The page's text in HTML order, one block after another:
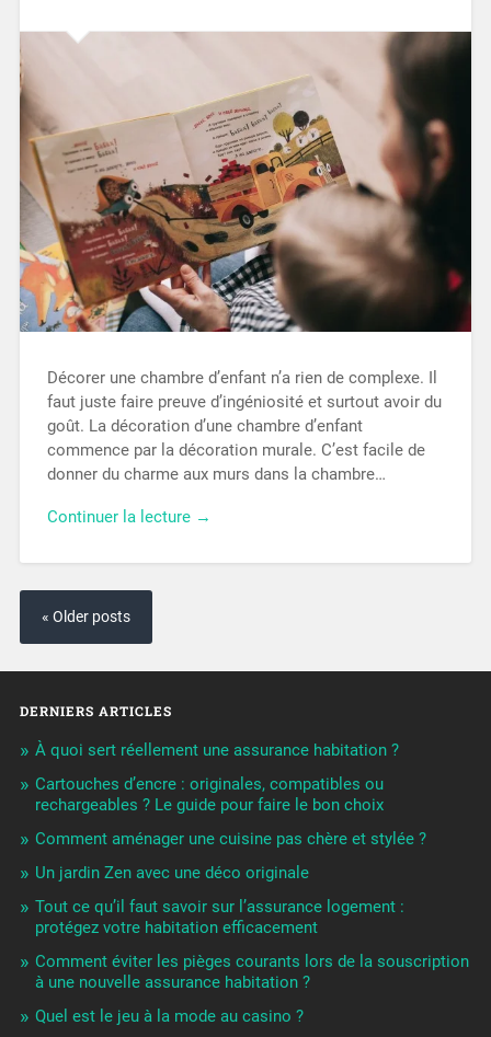
Décorer une chambre d’enfant n’a rien de complexe. Il
faut juste faire preuve d’ingéniosité et surtout avoir du
goût. La décoration d’une chambre d’enfant
commence par la décoration murale. C’est facile de
donner du charme aux murs dans la chambre…
Continuer la lecture →
« Older posts
DERNIERS ARTICLES
À quoi sert réellement une assurance habitation ?
Cartouches d’encre : originales, compatibles ou
rechargeables ? Le guide pour faire le bon choix
Comment aménager une cuisine pas chère et stylée ?
Un jardin Zen avec une déco originale
Tout ce qu’il faut savoir sur l’assurance logement :
protégez votre habitation efficacement
Comment éviter les pièges courants lors de la souscription
à une nouvelle assurance habitation ?
Quel est le jeu à la mode au casino ?